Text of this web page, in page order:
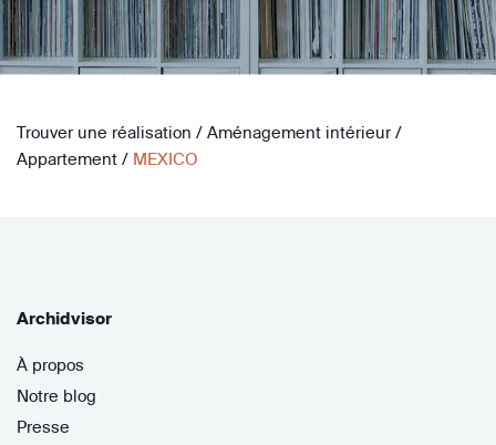
Trouver une réalisation / Aménagement intérieur /
Appartement / MEXICO
Archidvisor
À propos
Notre blog
Presse